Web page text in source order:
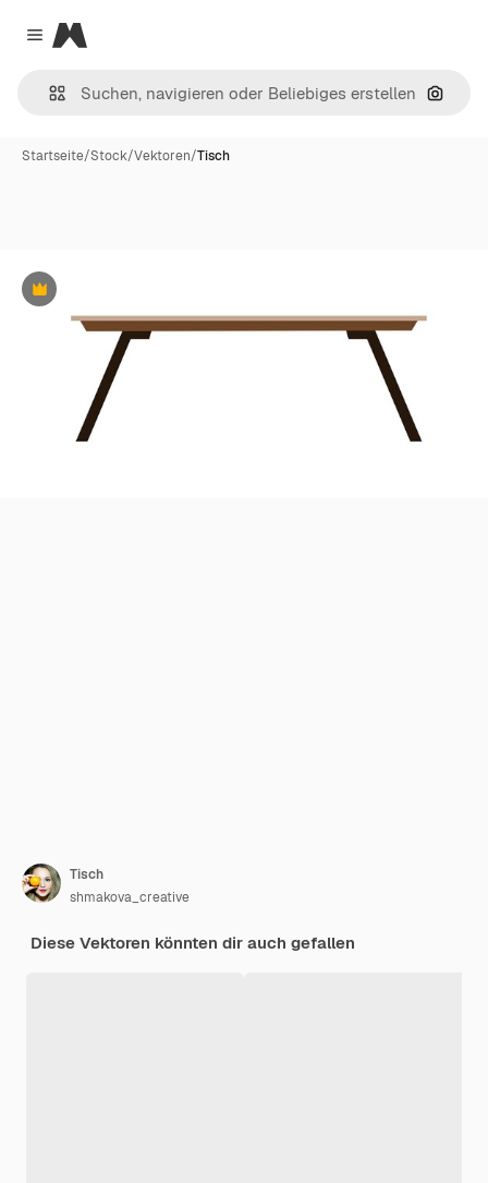
Close menu
Magnific
Nach
Startseite/Stock/Vektoren/Tisch
Premium
Tisch
shmakova_creative
Diese Vektoren könnten dir auch gefallen